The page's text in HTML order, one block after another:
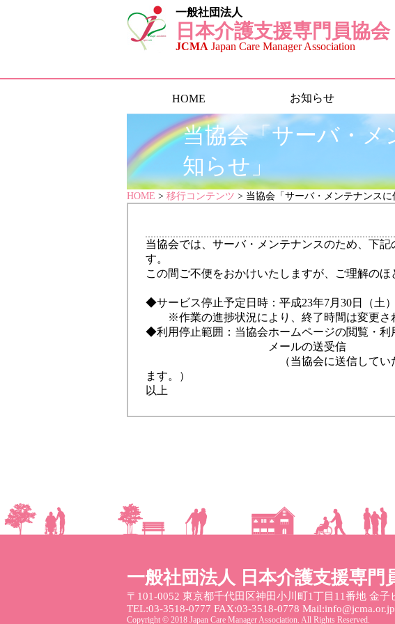
一般社団法人
日本介護支援専門員協会
JCMA Japan Care Manager Association
HOME お知らせ
当協会「サーバ・
知らせ」
HOME > 移行コンテンツ > 当協会「サーバ・メンテナンスに
当協会では、サーバ・メンテナンスのため、下
す。
この間ご不便をおかけいたしますが、ご理解のほ
◆サービス停止予定日時：平成23年7月30日（土
※作業の進捗状況により、終了時間は変更さ
◆利用停止範囲：当協会ホームページの閲覧・利
メールの送受信
（当協会に送信していただいたメ
ます。）
以上
一般社団法人 日本介護支援専門
〒101-0052 東京都千代田区神田小川町1丁目11番地 金子
TEL:03-3518-0777 FAX:03-3518-0778 Mail:info@jcma.or.jp
Copyright © 2018 Japan Care Manager Association. All Rights Reserved.